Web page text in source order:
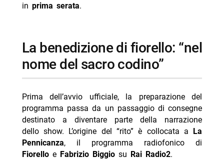
in prima serata.
la benedizione di fiorello: “nel
nome del sacro codino”
Prima dell’avvio ufficiale, la preparazione del
programma passa da un passaggio di consegne
destinato a diventare parte della narrazione
dello show. L’origine del “rito” è collocata a La
Pennicanza, il programma radiofonico di
Fiorelloe Fabrizio Biggiosu Rai Radio2.